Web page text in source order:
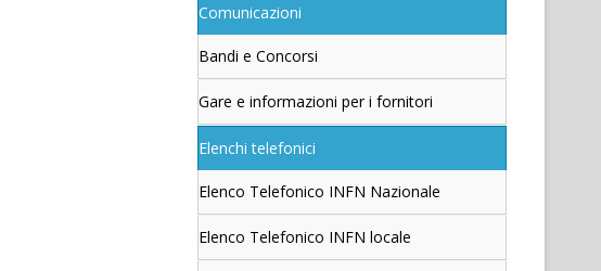
Comunicazioni
Bandi e Concorsi
Gare e informazioni per i fornitori
Elenchi telefonici
Elenco Telefonico INFN Nazionale
Elenco Telefonico INFN locale